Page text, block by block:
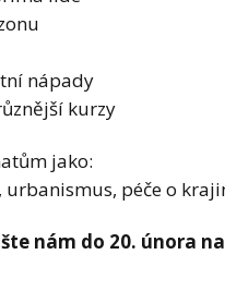
nápady
kurzy
jako:
péče o
nám do 20. února